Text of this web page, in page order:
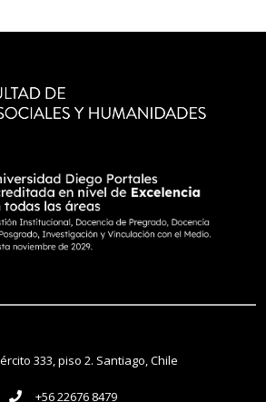
333, piso 2. Santiago, Chile
+56 22676 8479